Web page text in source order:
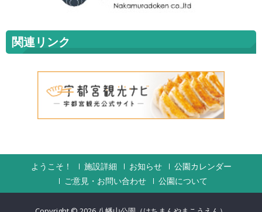
関連リンク
ようこそ！ 施設詳細 お知らせ
公園カレンダー
ご意見・お問い合わせ
公園について